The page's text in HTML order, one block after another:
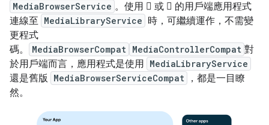
MediaBrowserService 。使用  或  的用戶端應用程式
連線至 MediaLibraryService 時，可繼續運作，不需變
更程式
碼。
MediaBrowserCompat MediaControllerCompat 對
於用戶端而言，應用程式是使用 MediaLibraryService
還是舊版 MediaBrowserServiceCompat
，都是一目瞭
然。